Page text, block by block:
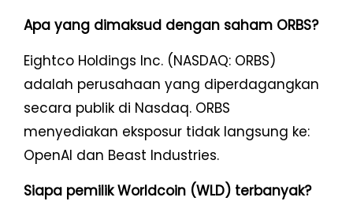
Apa yang dimaksud dengan saham ORBS?
Eightco Holdings Inc. (NASDAQ: ORBS)
adalah perusahaan yang diperdagangkan
secara publik di Nasdaq. ORBS
menyediakan eksposur tidak langsung ke:
OpenAI dan Beast Industries.
Siapa pemilik Worldcoin (WLD) terbanyak?